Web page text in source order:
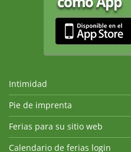
Intimidad
Pie de imprenta
Ferias para su sitio web
Calendario de ferias login